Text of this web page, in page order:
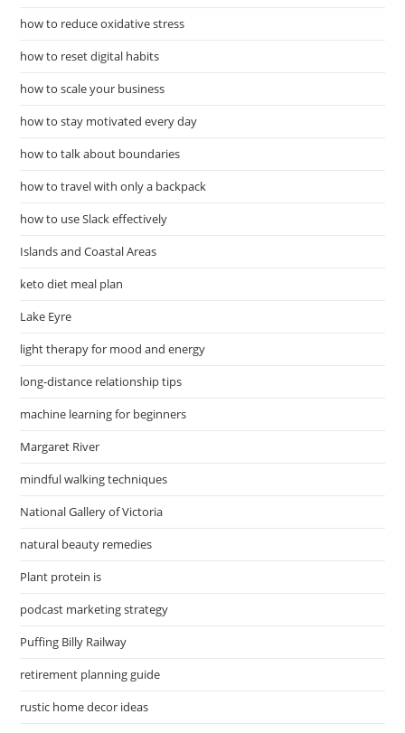
how to reduce oxidative stress
how to reset digital habits
how to scale your business
how to stay motivated every day
how to talk about boundaries
how to travel with only a backpack
how to use Slack effectively
Islands and Coastal Areas
keto diet meal plan
Lake Eyre
light therapy for mood and energy
long-distance relationship tips
machine learning for beginners
Margaret River
mindful walking techniques
National Gallery of Victoria
natural beauty remedies
Plant protein is
podcast marketing strategy
Puffing Billy Railway
retirement planning guide
rustic home decor ideas